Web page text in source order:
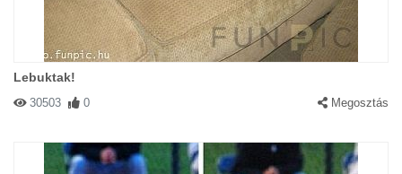
Lebuktak!
30503 0 Megosztás